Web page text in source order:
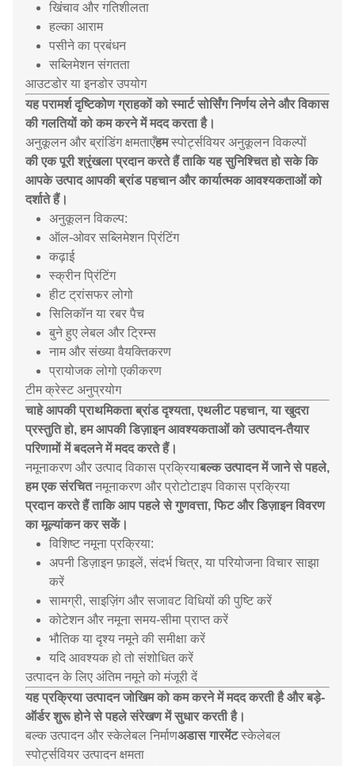
खिंचाव और गतिशीलता
हल्का आराम
पसीने का प्रबंधन
सब्लिमेशन संगतता
आउटडोर या इनडोर उपयोग
यह परामर्श दृष्टिकोण ग्राहकों को स्मार्ट सोर्सिंग निर्णय लेने और विकास
की गलतियों को कम करने में मदद करता है।
अनुकूलन और ब्रांडिंग क्षमताएँहमस्पोर्ट्सवियर अनुकूलन विकल्पों
की एक पूरी श्रृंखला प्रदान करते हैं ताकि यह सुनिश्चित हो सके कि
आपके उत्पाद आपकी ब्रांड पहचान और कार्यात्मक आवश्यकताओं को
दर्शाते हैं।
अनुकूलन विकल्प:
ऑल-ओवर सब्लिमेशन प्रिंटिंग
कढ़ाई
स्क्रीन प्रिंटिंग
हीट ट्रांसफर लोगो
सिलिकॉन या रबर पैच
बुने हुए लेबल और ट्रिम्स
नाम और संख्या वैयक्तिकरण
प्रायोजक लोगो एकीकरण
टीम क्रेस्ट अनुप्रयोग
चाहे आपकी प्राथमिकता ब्रांड दृश्यता, एथलीट पहचान, या खुदरा
प्रस्तुति हो, हम आपकी डिज़ाइन आवश्यकताओं को उत्पादन-तैयार
परिणामों में बदलने में मदद करते हैं।
नमूनाकरण और उत्पाद विकास प्रक्रियाबल्क उत्पादन में जाने से पहले,
हम एक संरचितनमूनाकरण और प्रोटोटाइप विकास प्रक्रिया
प्रदान करते हैं ताकि आप पहले से गुणवत्ता, फिट और डिज़ाइन विवरण
का मूल्यांकन कर सकें।
विशिष्ट नमूना प्रक्रिया:
अपनी डिज़ाइन फ़ाइलें, संदर्भ चित्र, या परियोजना विचार साझा
करें
सामग्री, साइज़िंग और सजावट विधियों की पुष्टि करें
कोटेशन और नमूना समय-सीमा प्राप्त करें
भौतिक या दृश्य नमूने की समीक्षा करें
यदि आवश्यक हो तो संशोधित करें
उत्पादन के लिए अंतिम नमूने को मंजूरी दें
यह प्रक्रिया उत्पादन जोखिम को कम करने में मदद करती है और बड़े-
ऑर्डर शुरू होने से पहले संरेखण में सुधार करती है।
बल्क उत्पादन और स्केलेबल निर्माणअडास गारमेंटस्केलेबल
स्पोर्ट्सवियर उत्पादन क्षमता